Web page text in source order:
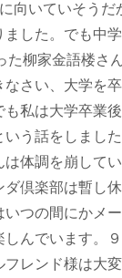
向いていそう
した。でも中
柳家金語楼さ
さい、大学を
私は大学卒業
う話をしました
体調を崩して
倶楽部は暫し
つの間にかメ
んでいます。
レンド様は大